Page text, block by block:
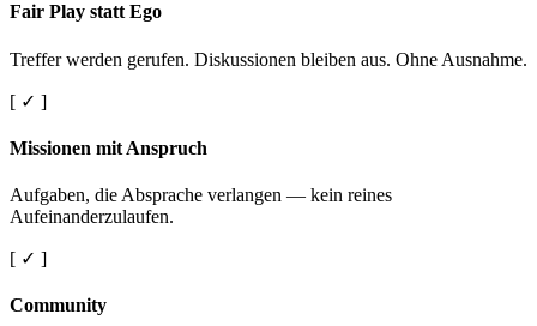
Fair Play statt Ego
Treffer werden gerufen. Diskussionen bleiben aus. Ohne Ausnahme.
[ ✓ ]
Missionen mit Anspruch
Aufgaben, die Absprache verlangen — kein reines
Aufeinanderzulaufen.
[ ✓ ]
Community